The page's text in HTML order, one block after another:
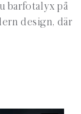
barfotalyx på
design, där